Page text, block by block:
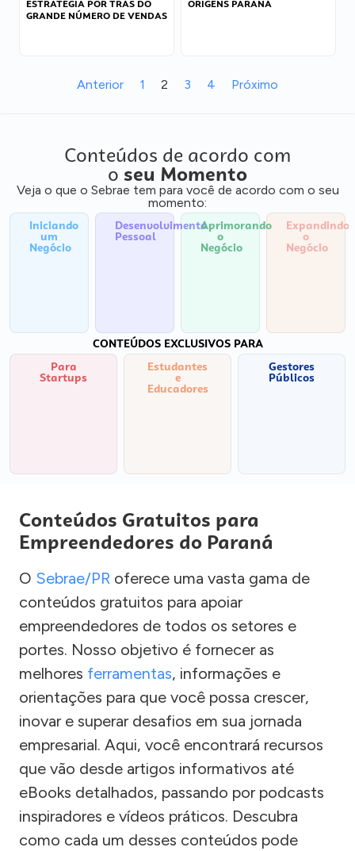
ESTRATÉGIA POR TRÁS DO
GRANDE NÚMERO DE VENDAS
ORIGENS PARANÁ
Anterior 1 2 3 4 Próximo
Conteúdos de acordo com
o seu Momento
Veja o que o Sebrae tem para você de acordo com o seu
momento:
Iniciando
um
Negócio
Desenvolvimento
Pessoal
Aprimorando
o
Negócio
Expandindo
o
Negócio
CONTEÚDOS EXCLUSIVOS PARA
Para
Startups
Estudantes
e
Educadores
Gestores
Públicos
Conteúdos Gratuitos para
Empreendedores do Paraná
O Sebrae/PR oferece uma vasta gama de
conteúdos gratuitos para apoiar
empreendedores de todos os setores e
portes. Nosso objetivo é fornecer as
melhores ferramentas, informações e
orientações para que você possa crescer,
inovar e superar desafios em sua jornada
empresarial. Aqui, você encontrará recursos
que vão desde artigos informativos até
eBooks detalhados, passando por podcasts
inspiradores e vídeos práticos. Descubra
como cada um desses conteúdos pode